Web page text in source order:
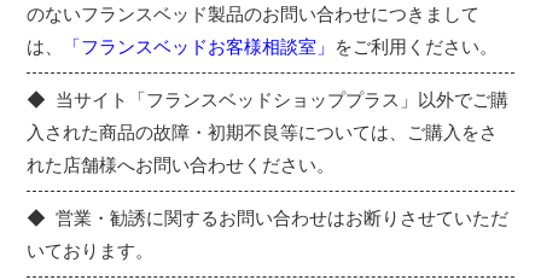
のないフランスベッド製品のお問い合わせにつきまして
は、
「フランスベッドお客様相談室」 をご利用ください。
当サイト「フランスベッドショッププラス」以外でご購
入された商品の故障・初期不良等については、ご購入をさ
れた店舗様へお問い合わせください。
営業・勧誘に関するお問い合わせはお断りさせていただ
いております。